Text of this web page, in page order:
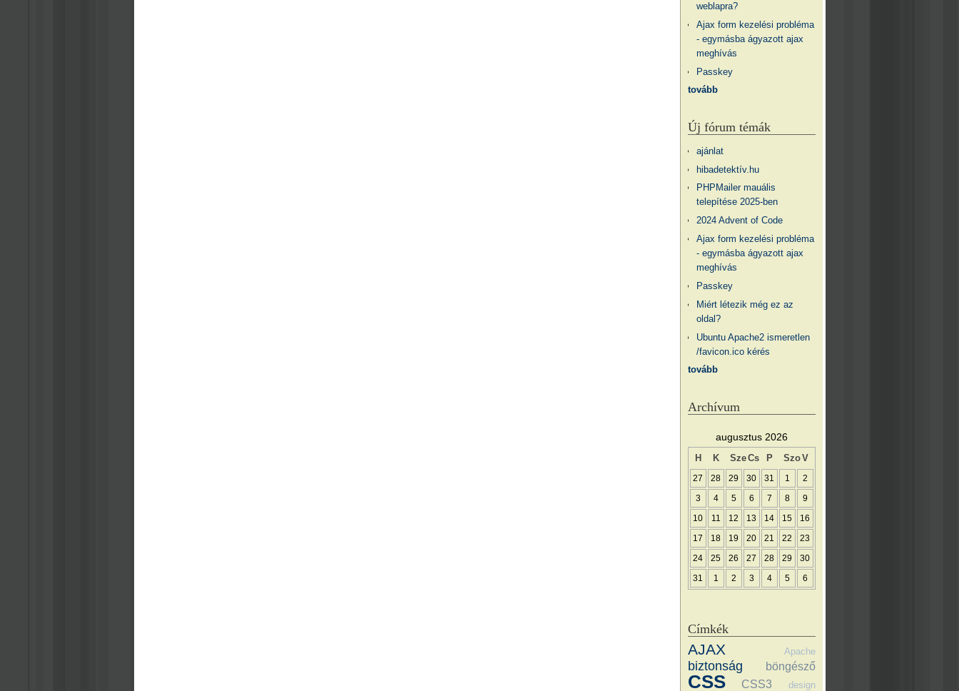
weblapra?
Ajax form kezelési probléma
- egymásba ágyazott ajax
meghívás
Passkey
tovább
Új fórum témák
ajánlat
hibadetektív.hu
PHPMailer mauális
telepítése 2025-ben
2024 Advent of Code
Ajax form kezelési probléma
- egymásba ágyazott ajax
meghívás
Passkey
Miért létezik még ez az
oldal?
Ubuntu Apache2 ismeretlen
/favicon.ico kérés
tovább
Archívum
augusztus 2026
H K SzeCs P SzoV
27 28 29 30 31 1 2
3 4 5 6 7 8 9
10 11 12 13 14 15 16
17 18 19 20 21 22 23
24 25 26 27 28 29 30
31 1 2 3 4 5 6
Címkék
AJAX Apache
biztonság böngésző
CSS CSS3 design